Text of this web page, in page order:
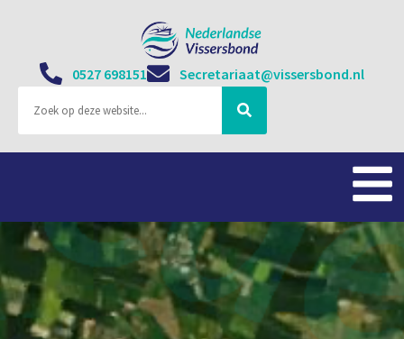
0527 698151 Secretariaat@vissersbond.nl